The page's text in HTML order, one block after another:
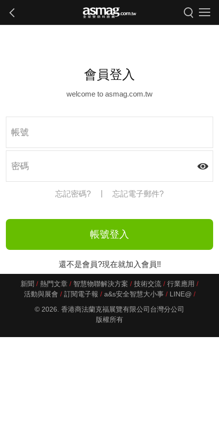
會員登入
welcome to asmag.com.tw
忘記密碼? 忘記電子郵件?
還不是會員?現在就加入會員!!
新聞 熱門文章 智慧物聯解決方案 技術交流
行業應用
活動與展會
訂閱電子報 a&s安全智慧大小事
LINE@
© 2026. 香港商法蘭克福展覽有限公司台灣分公司
版權所有